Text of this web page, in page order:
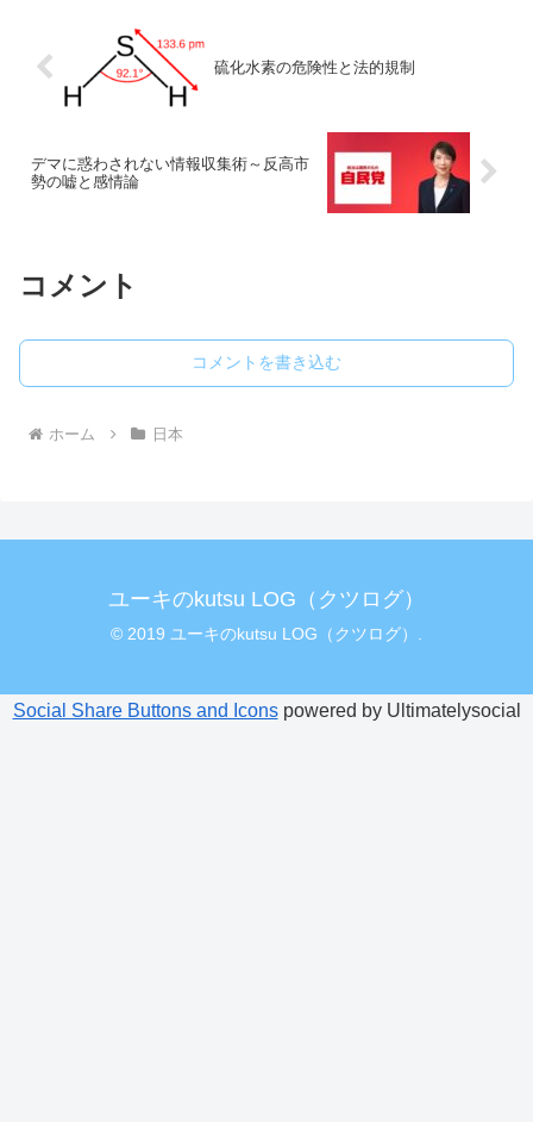
硫化水素の危険性と法的規制
デマに惑わされない情報収集術～反高市
勢の嘘と感情論
コメント
コメントを書き込む
ホーム 日本
ユーキのkutsu LOG（クツログ）
© 2019 ユーキのkutsu LOG（クツログ）.
Social Share Buttons and Iconspowered by Ultimatelysocial